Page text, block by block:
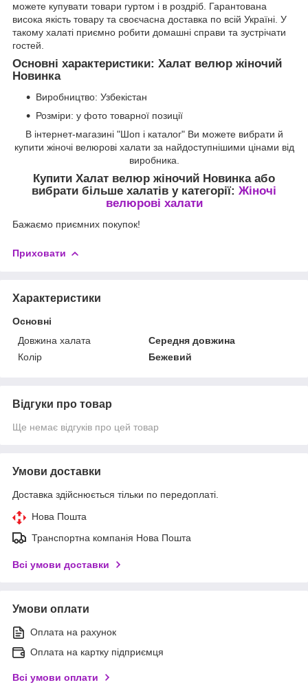
можете купувати товари гуртом і в роздріб. Гарантована
висока якість товару та своєчасна доставка по всій Україні. У
такому халаті приємно робити домашні справи та зустрічати
гостей.
Основні характеристики: Халат велюр жіночий
Новинка
Виробництво: Узбекістан
Розміри: у фото товарної позиції
В інтернет-магазині "Шоп і каталог" Ви можете вибрати й
купити жіночі велюрові халати за найдоступнішими цінами від
виробника.
Купити Халат велюр жіночий Новинкаабо
вибрати більше халатів у категорії: Жіночі
велюрові халати
Бажаємо приємних покупок!
Приховати
Характеристики
Основні
Довжина халата
Середня довжина
Колір
Бежевий
Відгуки про товар
Ще немає відгуків про цей товар
Умови доставки
Доставка здійснюється тільки по передоплаті.
Нова Пошта
Транспортна компанія Нова Пошта
Всі умови доставки
Умови оплати
Оплата на рахунок
Оплата на картку підприємця
Всі умови оплати